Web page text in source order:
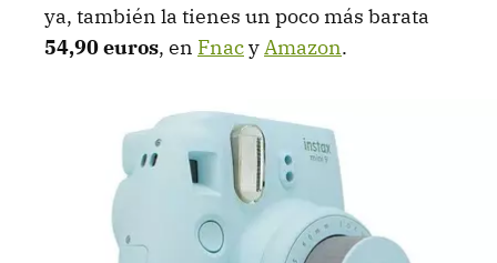
ya, también la tienes un poco más barata
54,90 euros, en FnacyAmazon.